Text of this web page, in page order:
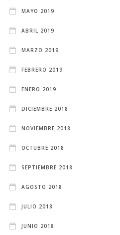
MAYO 2019
ABRIL 2019
MARZO 2019
FEBRERO 2019
ENERO 2019
DICIEMBRE 2018
NOVIEMBRE 2018
OCTUBRE 2018
SEPTIEMBRE 2018
AGOSTO 2018
JULIO 2018
JUNIO 2018